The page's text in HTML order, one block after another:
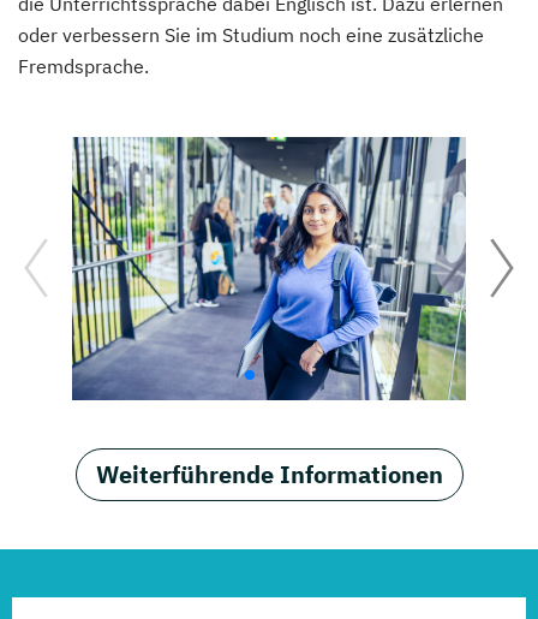
oder verbessern Sie im Studium noch eine zusätzliche
Fremdsprache.
Weiterführende Informationen